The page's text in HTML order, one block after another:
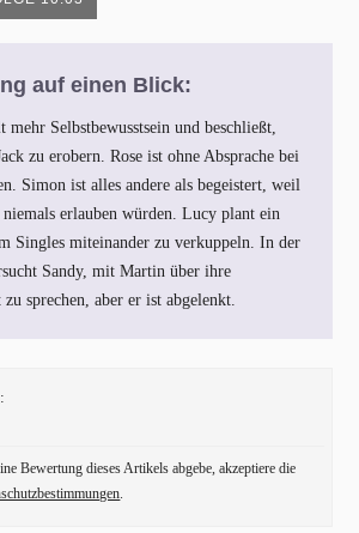
auf einen Blick:
mehr Selbstbewusstsein und beschließt,
zu erobern. Rose ist ohne Absprache bei
Simon ist alles andere als begeistert, weil
niemals erlauben würden. Lucy plant ein
Singles miteinander zu verkuppeln. In der
Sandy, mit Martin über ihre
zu sprechen, aber er ist abgelenkt.
Bewertung dieses Artikels abgebe, akzeptiere die
.